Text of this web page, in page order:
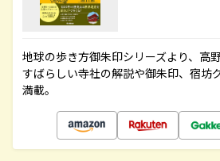
地球の歩き方御朱印シリーズより、高
すばらしい寺社の解説や御朱印、宿坊
満載。